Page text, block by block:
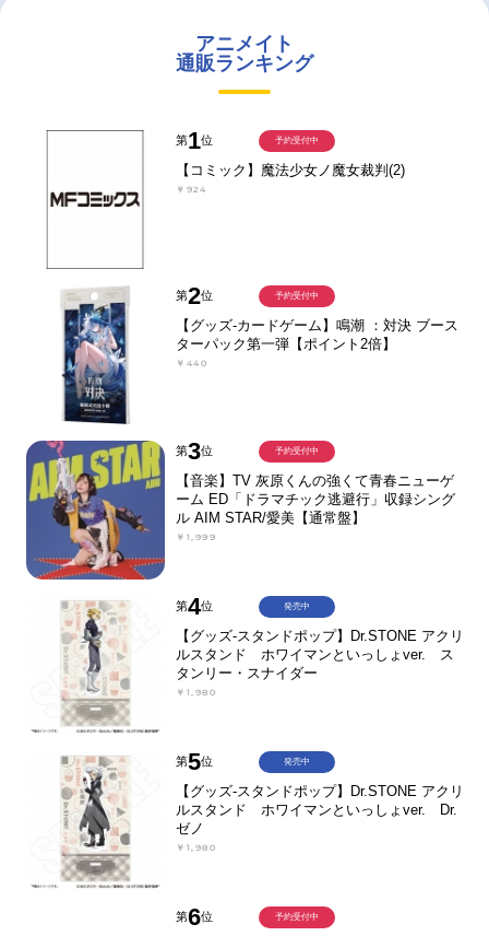
アニメイト
通販ランキング
第1位
【コミック】魔法少女ノ魔女裁判(2)
￥924
予約受付中
第2位
【グッズ-カードゲーム】鳴潮 ：対決 ブース
ターパック第一弾【ポイント2倍】
￥440
予約受付中
第3位
【音楽】TV 灰原くんの強くて青春ニューゲ
ーム ED「ドラマチック逃避行」収録シング
ル AIM STAR/愛美【通常盤】
￥1,999
予約受付中
第4位
【グッズ-スタンドポップ】Dr.STONE アクリ
ルスタンド ホワイマンといっしょver. ス
タンリー・スナイダー
￥1,980
発売中
第5位
【グッズ-スタンドポップ】Dr.STONE アクリ
ルスタンド ホワイマンといっしょver. Dr.
ゼノ
￥1,980
発売中
第6位 予約受付中